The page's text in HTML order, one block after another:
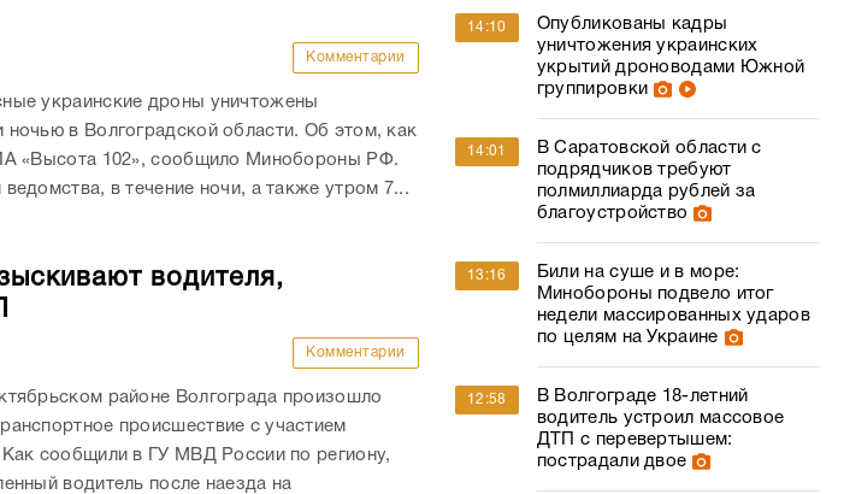
Комментарии
украинские дроны уничтожены
ночью в Волгоградской области. Об этом, как
«Высота 102», сообщило Минобороны РФ.
в течение ночи, а также утром 7...
водителя,
Комментарии
районе Волгограда произошло
происшествие с участием
сообщили в ГУ МВД России по региону,
водитель после наезда на
14:10
Опубликованы кадры
уничтожения украинских
укрытий дроноводами Южной
группировки
14:01
В Саратовской области с
подрядчиков требуют
полмиллиарда рублей за
благоустройство
13:16
Били на суше и в море:
Минобороны подвело итог
недели массированных ударов
по целям на Украине
12:58
В Волгограде 18-летний
водитель устроил массовое
ДТП с перевертышем:
пострадали двое